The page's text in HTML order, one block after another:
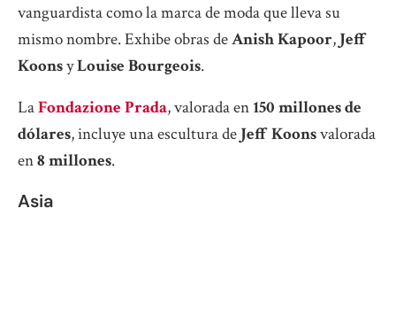
vanguardista como la marca de moda que lleva su
mismo nombre. Exhibe obras deAnish Kapoor, Jeff
KoonsyLouise Bourgeois.
LaFondazione Prada, valorada en 150 millones de
dólares, incluye una escultura de Jeff Koonsvalorada
en8 millones.
Asia